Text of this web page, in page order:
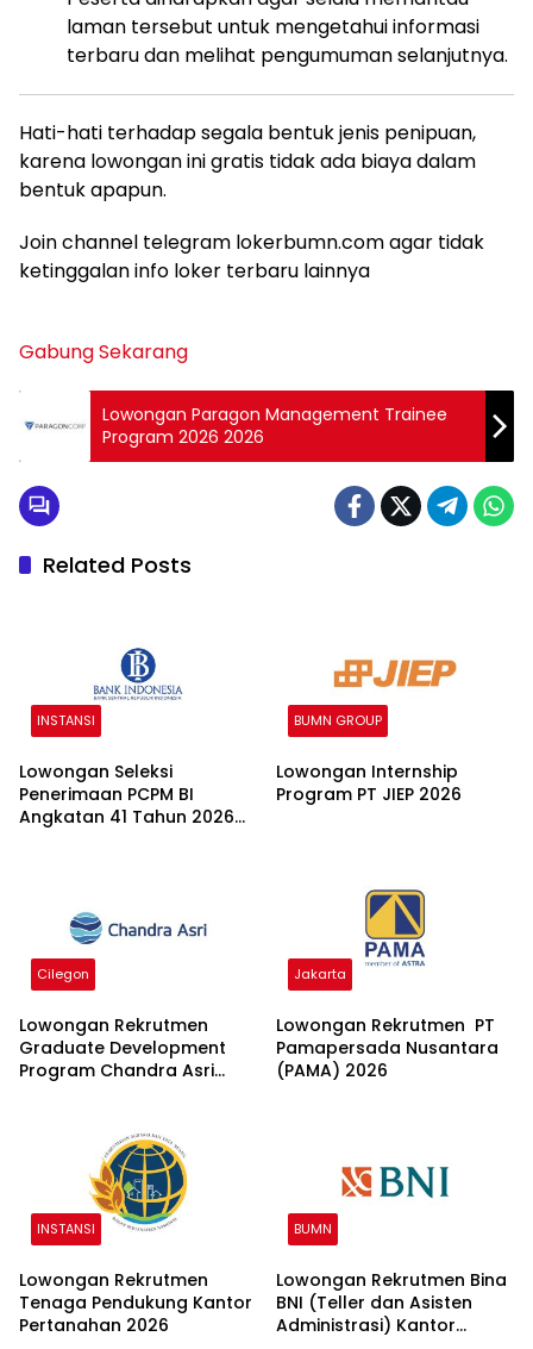
laman tersebut untuk mengetahuiinformasi
terbaru dan melihat pengumuman selanjutnya.
Hati-hati terhadap segala bentuk jenis penipuan,
karena lowongan ini gratis tidak ada biaya dalam
bentuk apapun.
Join channel telegram lokerbumn.com agar tidak
ketinggalan info loker terbaru lainnya
Gabung Sekarang
Lowongan Paragon Management Trainee
Program 2026 2026
Related Posts
INSTANSI
Lowongan Seleksi
Penerimaan PCPM BI
Angkatan 41 Tahun 2026
BUMN GROUP
Lowongan Internship
Program PT JIEP 2026
Cilegon
Lowongan Rekrutmen
Graduate Development
Program Chandra Asri
Jakarta
Lowongan Rekrutmen PT
Pamapersada Nusantara
(PAMA) 2026
INSTANSI
Lowongan Rekrutmen
Tenaga Pendukung Kantor
Pertanahan 2026
BUMN
Lowongan Rekrutmen Bina
BNI (Teller dan Asisten
Administrasi) Kantor